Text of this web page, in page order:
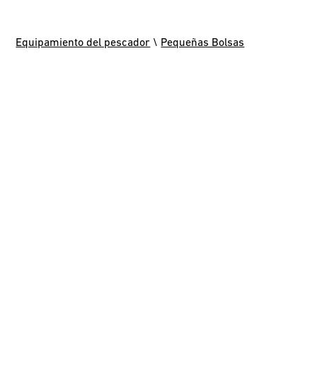
Equipamiento del pescador \ Pequeñas Bolsas